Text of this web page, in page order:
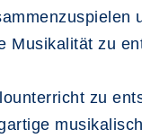
Musikalität zu
zu